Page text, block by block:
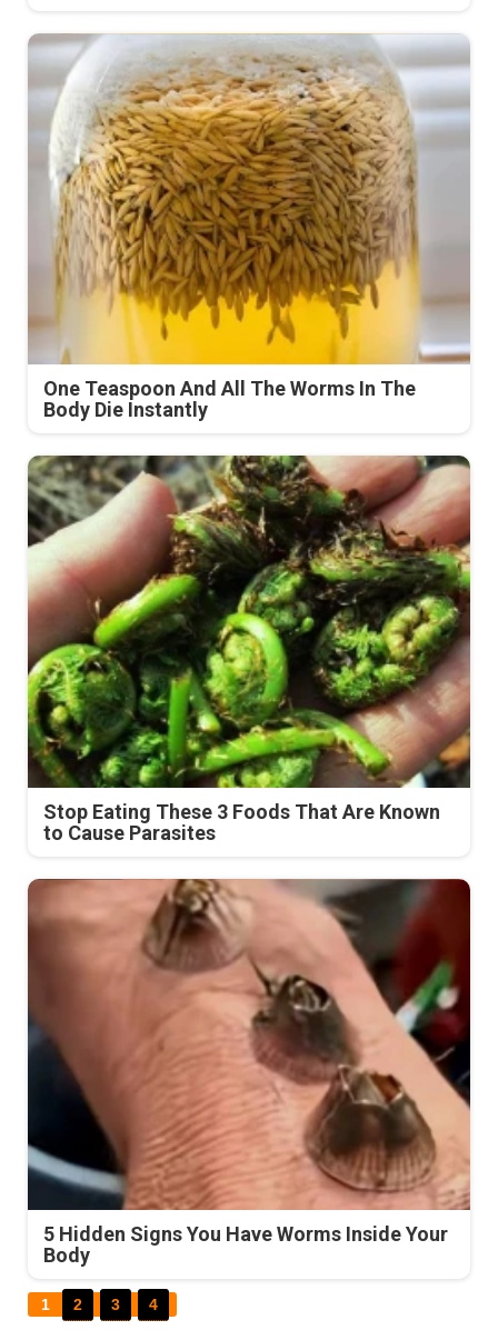
One Teaspoon And All The Worms In The
Body Die Instantly
Stop Eating These 3 Foods That Are Known
to Cause Parasites
5 Hidden Signs You Have Worms Inside Your
Body
1 2 3 4